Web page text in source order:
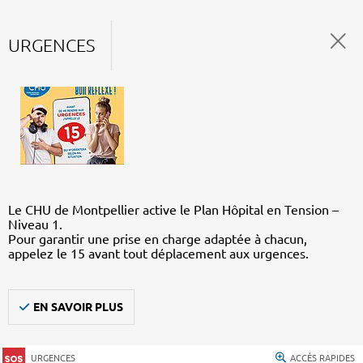
URGENCES
Le CHU de Montpellier active le Plan Hôpital en Tension –
Niveau 1.
Pour garantir une prise en charge adaptée à chacun,
appelez le 15 avant tout déplacement aux urgences.
EN SAVOIR PLUS
URGENCES ACCÈS RAPIDES